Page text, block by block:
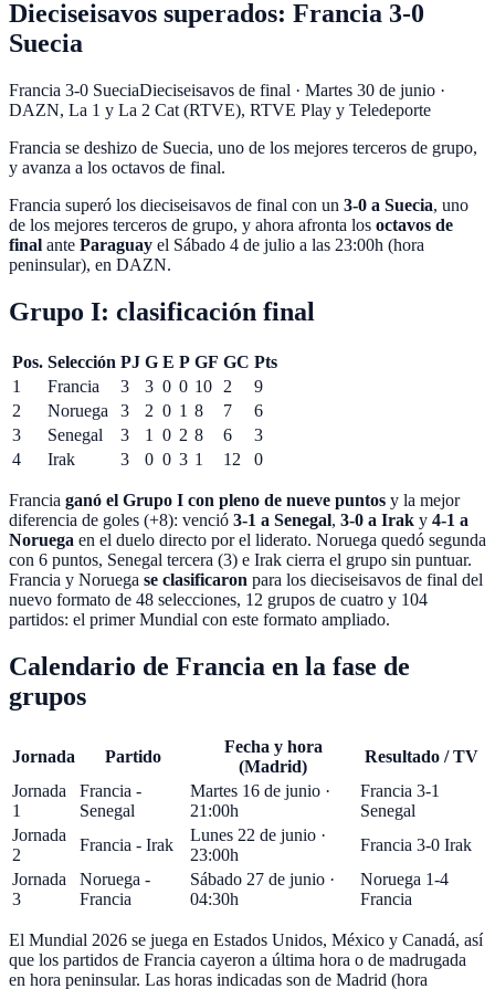
Dieciseisavos superados: Francia 3-0
Suecia
Francia 3-0 SueciaDieciseisavos de final · Martes 30 de junio ·
DAZN, La 1 y La 2 Cat (RTVE), RTVE Play y Teledeporte
Francia se deshizo de Suecia, uno de los mejores terceros de grupo,
y avanza a los octavos de final.
Francia superó los dieciseisavos de final con un 3-0 a Suecia, uno
de los mejores terceros de grupo, y ahora afronta los octavos de
final ante Paraguay el Sábado 4 de julio a las 23:00h (hora
peninsular), en DAZN.
Grupo I: clasificación final
Pos. Selección PJ G E P GF GC Pts
1
Francia 3 3 0 0 10 2
9
2
Noruega 3 2 0 1 8 7
6
3
Senegal 3 1 0 2 8 6
3
4
Irak 3 0 0 3 1 12 0
Francia ganó el Grupo I con pleno de nueve puntos y la mejor
diferencia de goles (+8): venció 3-1 a Senegal, 3-0 a Irak y 4-1 a
Noruega en el duelo directo por el liderato. Noruega quedó segunda
con 6 puntos, Senegal tercera (3) e Irak cierra el grupo sin puntuar.
Francia y Noruega se clasificaron para los dieciseisavos de final del
nuevo formato de 48 selecciones, 12 grupos de cuatro y 104
partidos: el primer Mundial con este formato ampliado.
Calendario de Francia en la fase de
grupos
Jornada Partido
Fecha y hora
(Madrid)
Resultado / TV
Jornada
1
Francia -
Senegal
Martes 16 de junio ·
21:00h
Francia 3-1
Senegal
Jornada
2
Francia - Irak
Lunes 22 de junio ·
23:00h
Francia 3-0 Irak
Jornada
3
Noruega -
Francia
Sábado 27 de junio ·
04:30h
Noruega 1-4
Francia
El Mundial 2026 se juega en Estados Unidos, México y Canadá, así
que los partidos de Francia cayeron a última hora o de madrugada
en hora peninsular. Las horas indicadas son de Madrid (hora